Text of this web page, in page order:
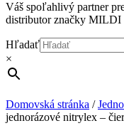
Váš spoľahlivý partner
distributor značky MILDI
Hľadať
×
Domovská stránka /
jednorázové nitrylex –